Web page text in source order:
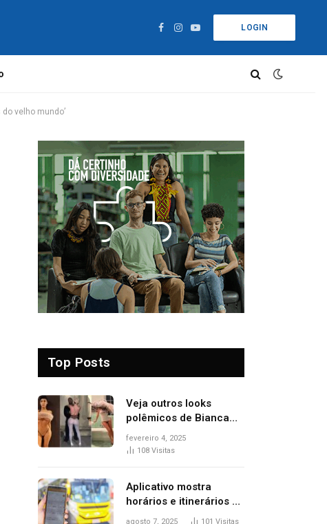
Facebook
Instagram
YouTube
LOGIN
velho mundo’
Top Posts
Veja outros looks
polêmicos de Bianca
Censori, esposa de
Kanye West que
fevereiro 4, 2025
108 Visitas
Aplicativo mostra
horários e itinerários de
ônibus a usuários do
agosto 7, 2025 101 Visitas